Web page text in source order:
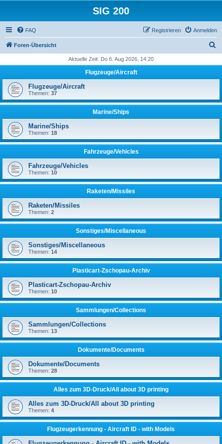
SIG 200
FAQ Anmelden
Registrieren
Foren-Übersicht
h
Aktuelle Zeit: Do 6. Aug 2026, 14:20
Flugzeuge/Aircraft
Flugzeuge/Aircraft
Themen: 37
Marine/Ships
Marine/Ships
Themen: 18
Fahrzeuge/Vehicles
Fahrzeuge/Vehicles
Themen: 10
Raketen/Missiles
Raketen/Missiles
Themen: 2
Sonstiges/Miscellaneous
Sonstiges/Miscellaneous
Themen: 14
Plasticart-Zschopau-Archiv
Plasticart-Zschopau-Archiv
Themen: 10
Sammlungen/Collections
Sammlungen/Collections
Themen: 13
Dokumente/Documents
Dokumente/Documents
Themen: 28
Alles zum 3D-Druck/All about 3D printing
Alles zum 3D-Druck/All about 3D printing
Themen: 4
Flugzeugerkennung - Aircraft ID - with Models